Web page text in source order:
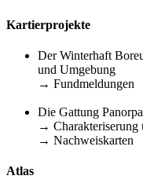
Kartierprojekte
Der Winterhaft
und Umgebung
→ Fundmeldungen
Die Gattung
→ Charakteriserung
→ Nachweiskarten
Atlas